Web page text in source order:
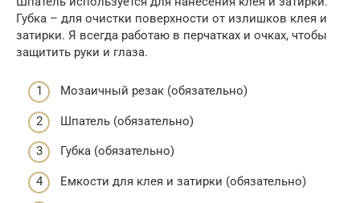
Губка – для очистки поверхности от излишков клея и
затирки. Я всегда работаю в перчатках и очках, чтобы
защитить руки и глаза.
Мозаичный резак (обязательно)
Шпатель (обязательно)
Губка (обязательно)
Емкости для клея и затирки (обязательно)